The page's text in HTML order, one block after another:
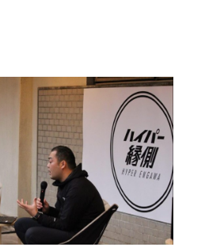
ハイパー縁側@東本
ハイパー縁側@阿倍
ハイパー縁側@新京
ハイパー縁側@塩屋
ハイパー縁側@梅田